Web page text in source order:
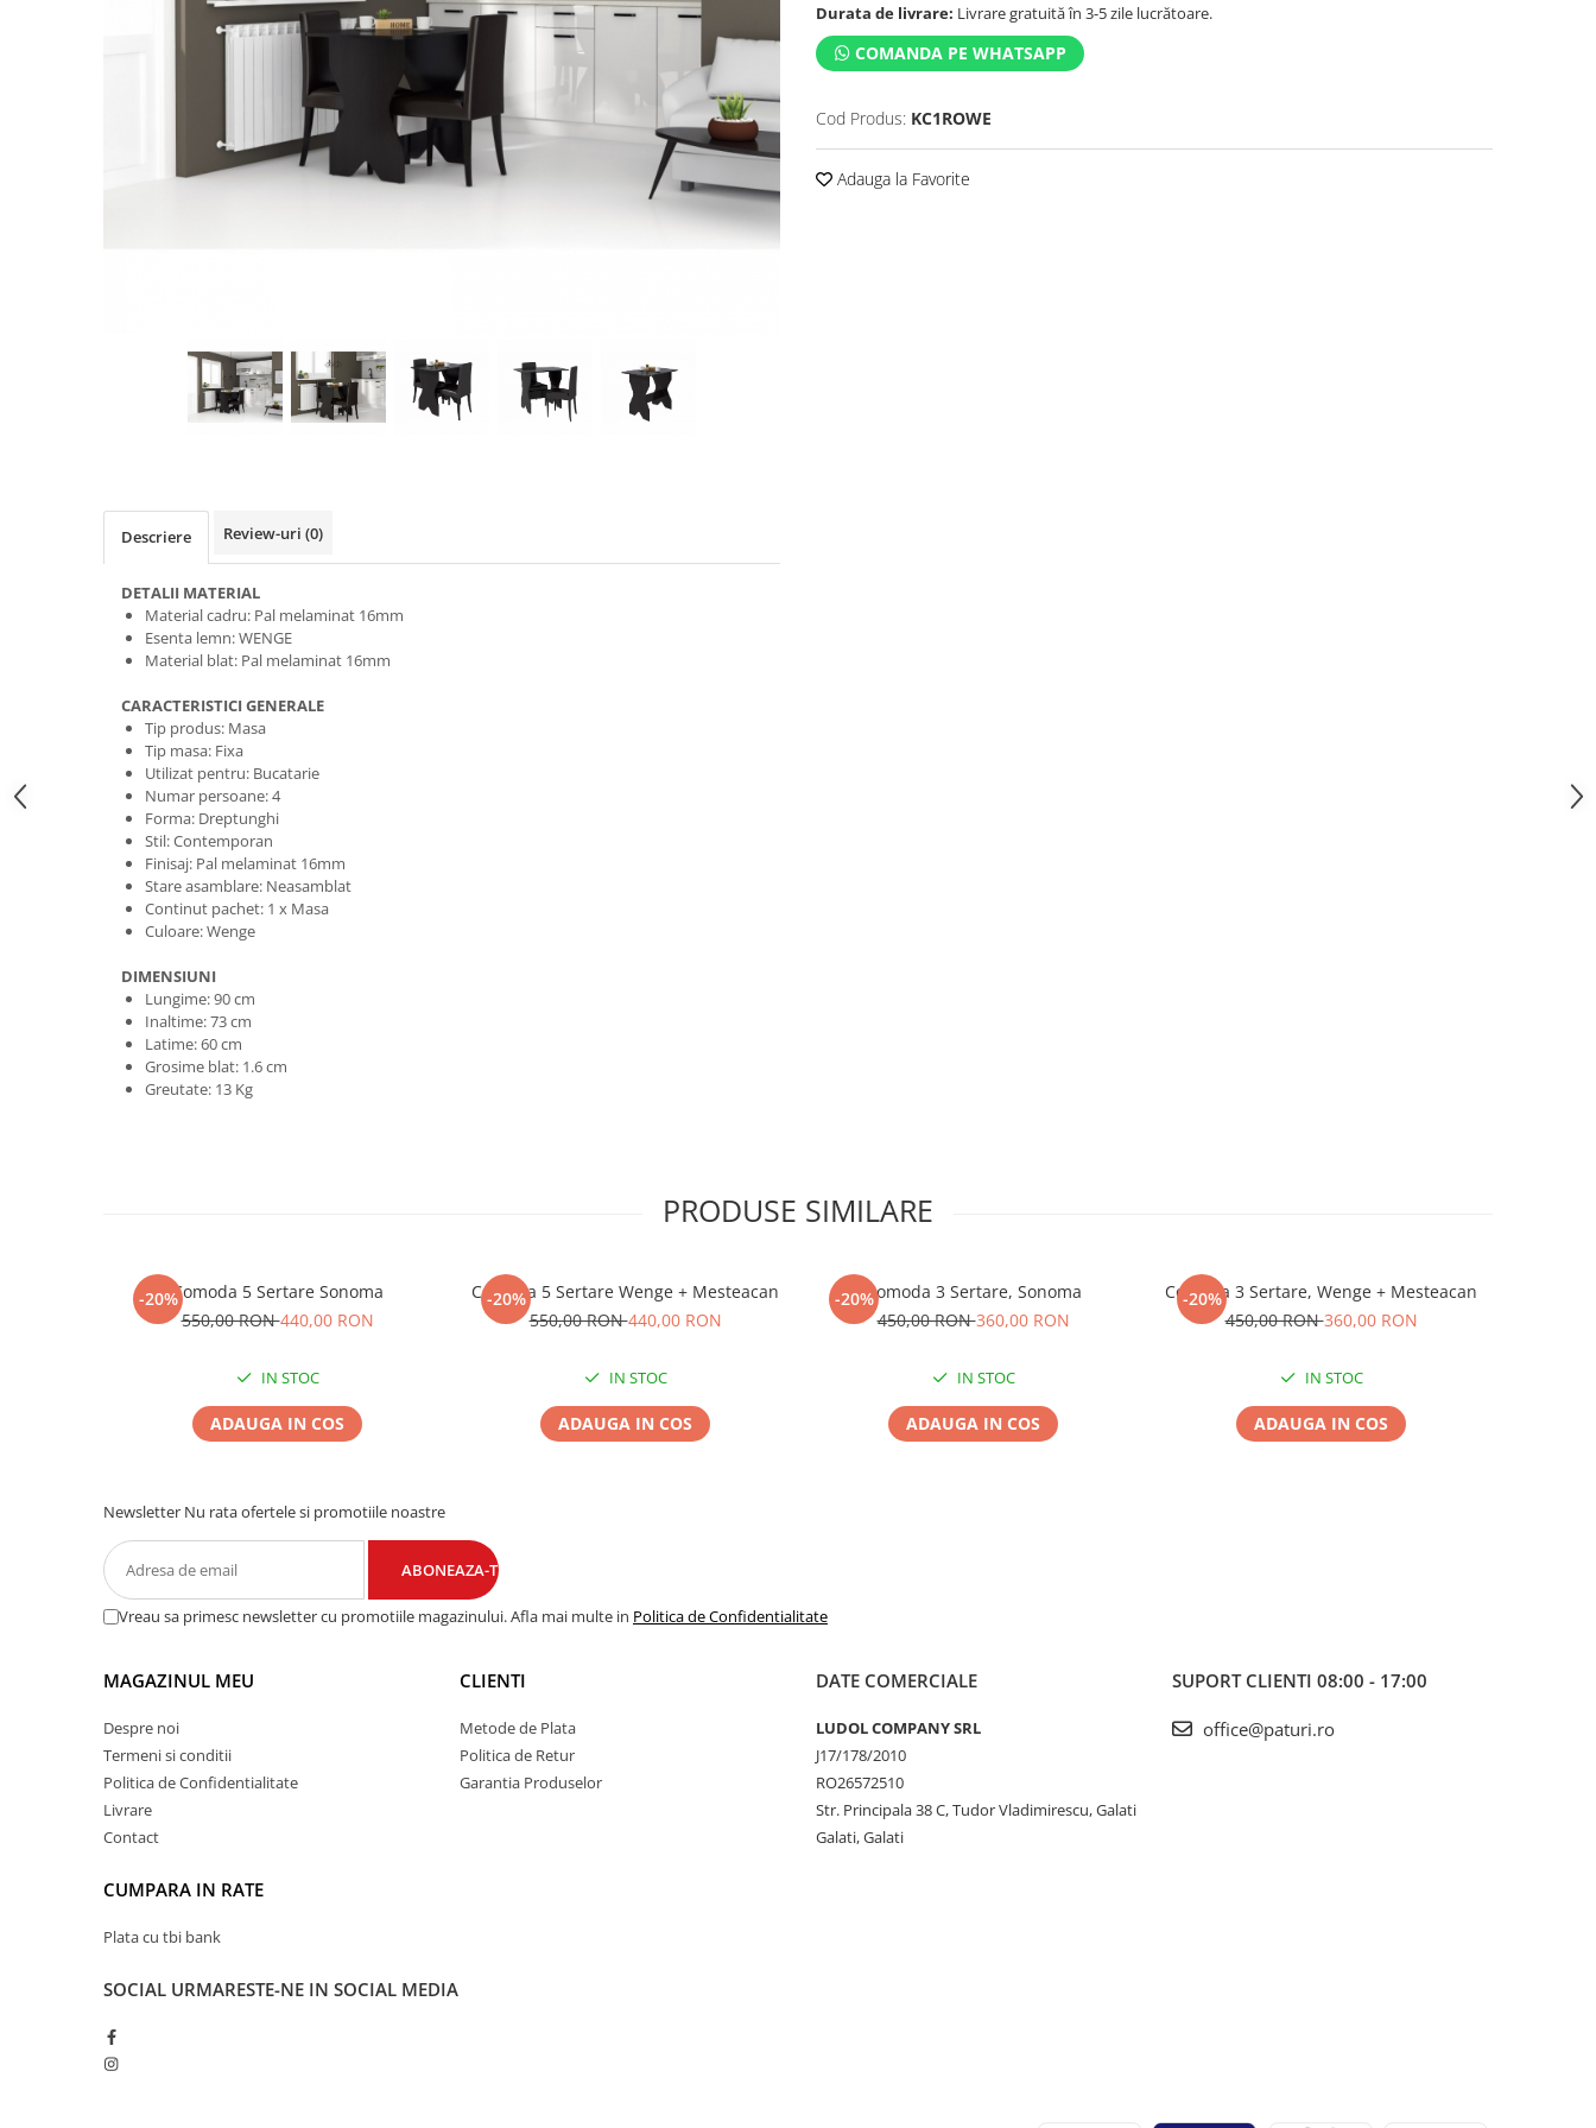
Durata de livrare: Livrare gratuită în 3-5 zile lucrătoare.
COMANDA PE WHATSAPP
Cod Produs: KC1ROWE
Adauga la Favorite
Descriere Review-uri (0)
DETALII MATERIAL
Material cadru: Pal melaminat 16mm
Esenta lemn: WENGE
Material blat: Pal melaminat 16mm
CARACTERISTICI GENERALE
Tip produs: Masa
Tip masa: Fixa
Utilizat pentru: Bucatarie
Numar persoane: 4
Forma: Dreptunghi
Stil: Contemporan
Finisaj: Pal melaminat 16mm
Stare asamblare: Neasamblat
Continut pachet: 1 x Masa
Culoare: Wenge
DIMENSIUNI
Lungime: 90 cm
Inaltime: 73 cm
Latime: 60 cm
Grosime blat: 1.6 cm
Greutate: 13 Kg
PRODUSE SIMILARE
-20%Comoda 5 Sertare Sonoma
550,00 RON440,00 RON
IN STOC
ADAUGA IN COS
-20%
Comoda 5 Sertare Wenge + Mesteacan
550,00 RON440,00 RON
IN STOC
ADAUGA IN COS
-20%Comoda 3 Sertare, Sonoma
450,00 RON360,00 RON
IN STOC
ADAUGA IN COS
-20%
Comoda 3 Sertare, Wenge + Mesteacan
450,00 RON360,00 RON
IN STOC
ADAUGA IN COS
Newsletter Nu rata ofertele si promotiile noastre
Vreau sa primesc newsletter cu promotiile magazinului. Afla mai multe in Politica de Confidentialitate
MAGAZINUL MEU
Despre noi
Termeni si conditii
Politica de Confidentialitate
Livrare
Contact
CUMPARA IN RATE
Plata cu tbi bank
CLIENTI
Metode de Plata
Politica de Retur
Garantia Produselor
DATE COMERCIALE
LUDOL COMPANY SRL
J17/178/2010
RO26572510
Str. Principala 38 C, Tudor Vladimirescu, Galati
Galati, Galati
SUPORT CLIENTI 08:00 - 17:00
office@paturi.ro
SOCIAL URMARESTE-NE IN SOCIAL MEDIA